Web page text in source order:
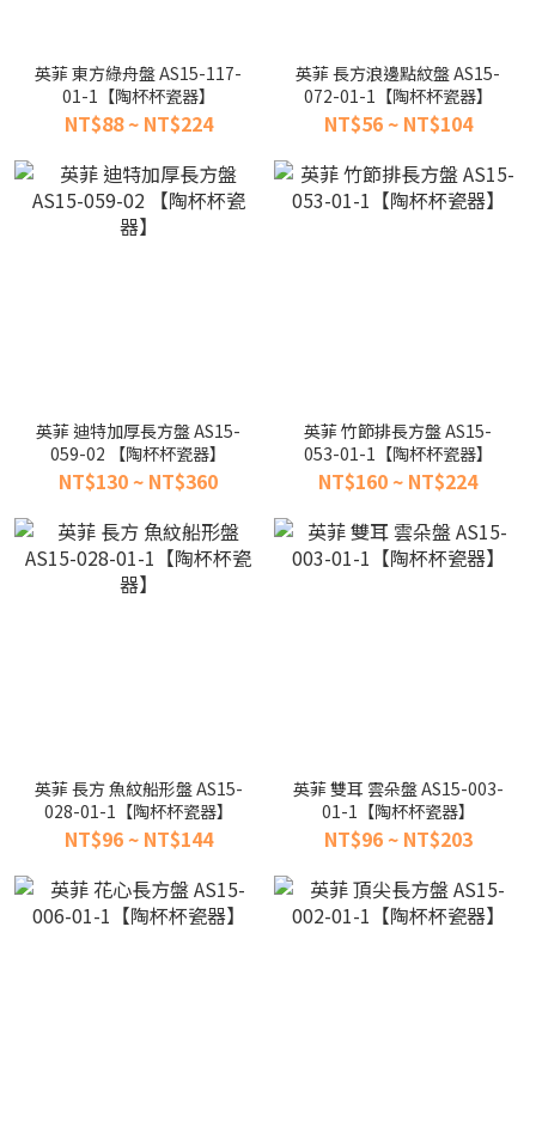
英菲 東方綠舟盤 AS15-117-
01-1【陶杯杯瓷器】
NT$88 ~ NT$224
英菲 長方浪邊點紋盤 AS15-
072-01-1【陶杯杯瓷器】
NT$56 ~ NT$104
英菲 迪特加厚長方盤 AS15-
059-02 【陶杯杯瓷器】
NT$130 ~ NT$360
英菲 竹節排長方盤 AS15-
053-01-1【陶杯杯瓷器】
NT$160 ~ NT$224
英菲 長方 魚紋船形盤 AS15-
028-01-1【陶杯杯瓷器】
NT$96 ~ NT$144
英菲 雙耳 雲朵盤 AS15-003-
01-1【陶杯杯瓷器】
NT$96 ~ NT$203